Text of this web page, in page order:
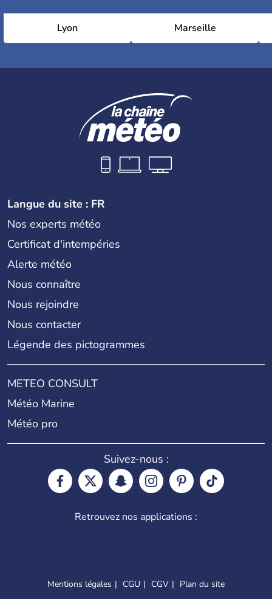
Lyon Marseille
Langue du site : FR
Nos experts météo
Certificat d'intempéries
Alerte météo
Nous connaître
Nous rejoindre
Nous contacter
Légende des pictogrammes
METEO CONSULT
Météo Marine
Météo pro
Suivez-nous :
Retrouvez nos applications :
Mentions légales CGU CGV
Plan du site